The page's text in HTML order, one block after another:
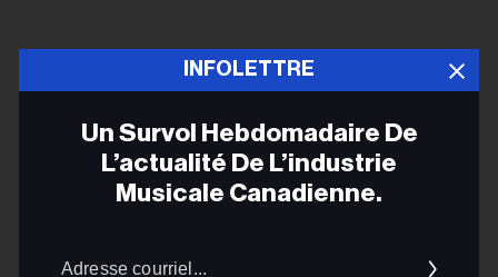
INFOLETTRE
Un Survol Hebdomadaire De
L’actualité De L’industrie
Musicale Canadienne.